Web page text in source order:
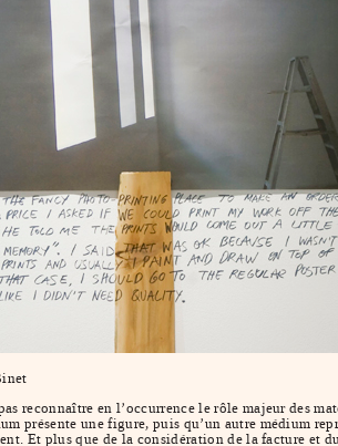
reconnaître en l’occurrence le rôle majeur des
présente une figure, puis qu’un autre médium
Et plus que de la considération de la facture et